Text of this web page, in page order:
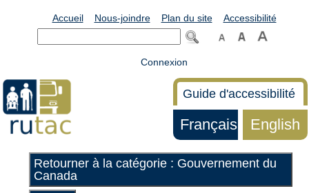
Accueil Nous-joindre Plan du site Accessibilité
Connexion
Guide d'accessibilité
Français English
Retourner à la catégorie : Gouvernement du
Canada